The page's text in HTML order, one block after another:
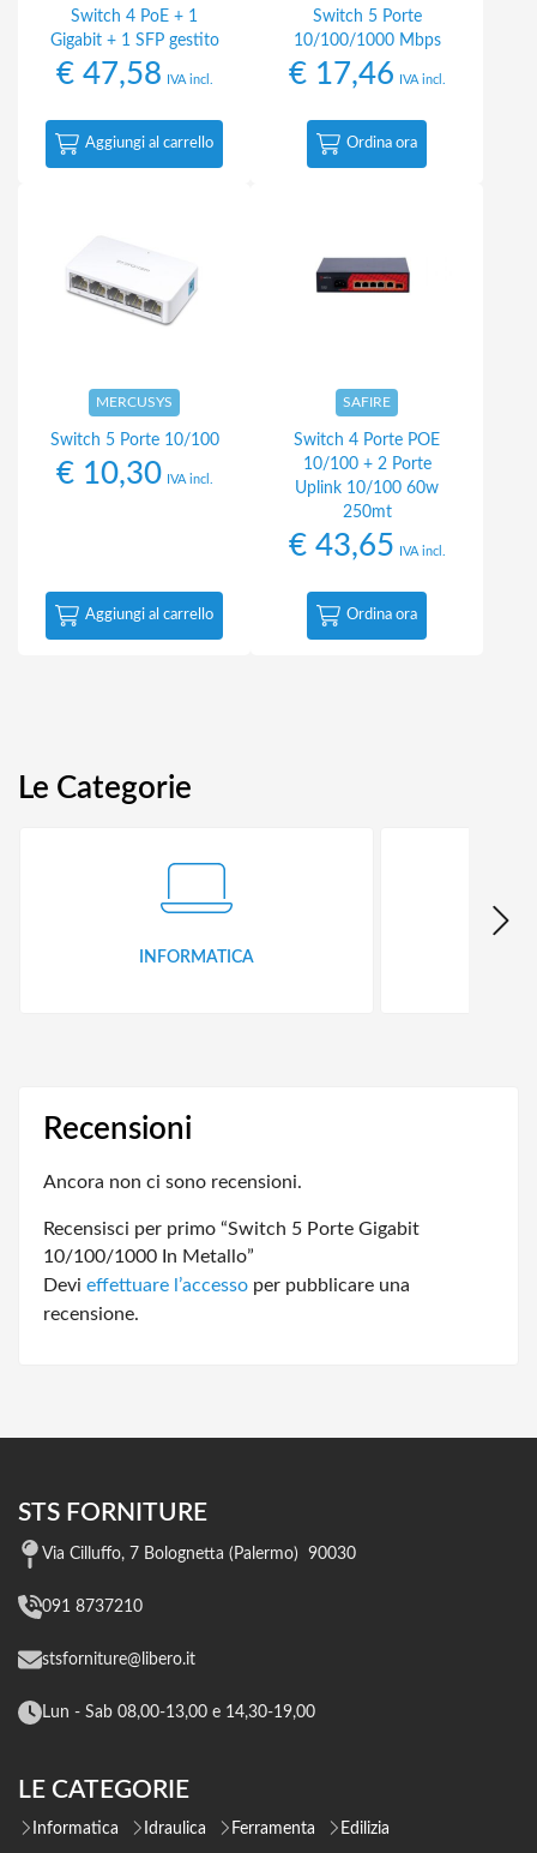
Switch 4 PoE + 1
Gigabit + 1 SFP gestito
€47,58 IVA incl.
Aggiungi al carrello
Switch 5 Porte
10/100/1000 Mbps
€17,46 IVA incl.
Ordina ora
MERCUSYS
Switch 5 Porte 10/100
€10,30 IVA incl.
Aggiungi al carrello
SAFIRE
Switch 4 Porte POE
10/100 + 2 Porte
Uplink 10/100 60w
250mt
€43,65 IVA incl.
Ordina ora
Le Categorie
INFORMATICA
Recensioni
Ancora non ci sono recensioni.
Recensisci per primo “Switch 5 Porte Gigabit
10/100/1000 In Metallo”
Devi effettuare l’accesso per pubblicare una
recensione.
STS FORNITURE
Via Cilluffo, 7 Bolognetta (Palermo) 90030
091 8737210
stsforniture@libero.it
Lun - Sab 08,00-13,00 e 14,30-19,00
LE CATEGORIE
Informatica Idraulica Ferramenta
Edilizia